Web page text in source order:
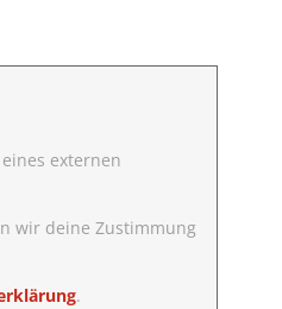
externen
wir deine Zustimmung
.